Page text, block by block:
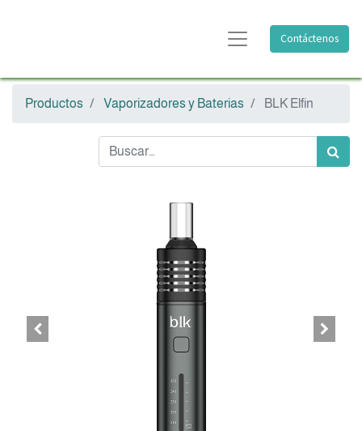
Contáctenos
Productos Vaporizadores y Baterias BLK Elfin